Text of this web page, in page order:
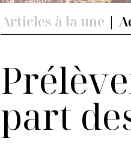
Articles à la une |
part